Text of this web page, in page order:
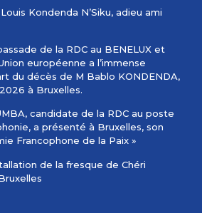
Kondenda N’Siku, adieu ami
de la RDC au BENELUX et
européenne a l’immense
du décès de M Bablo KONDENDA,
à Bruxelles.
candidate de la RDC au poste
a présenté à Bruxelles, son
Francophone de la Paix »
de la fresque de Chéri